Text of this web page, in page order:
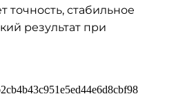
точность, стабильное
результат при